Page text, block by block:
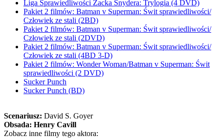
Liga Sprawiedliwości Zacka Snydera: Trylogia (4 DVD)
Pakiet 2 filmów: Batman v Superman: Świt sprawiedliwości/
Człowiek ze stali (2BD)
Pakiet 2 filmów: Batman v Superman: Świt sprawiedliwości/
Człowiek ze stali (2DVD)
Pakiet 2 filmów: Batman v Superman: Świt sprawiedliwości/
Człowiek ze stali (4BD 3-D)
Pakiet 2 filmów: Wonder Woman/Batman v Superman: Świt
sprawiedliwości (2 DVD)
Sucker Punch
Sucker Punch (BD)
Scenariusz: David S. Goyer
Obsada: Henry Cavill
Zobacz inne filmy tego aktora: